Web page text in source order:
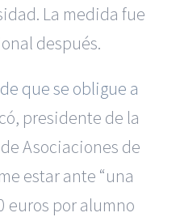
La medida fue
después.
que se obligue a
presidente de la
Asociaciones de
estar ante “una
euros por alumno